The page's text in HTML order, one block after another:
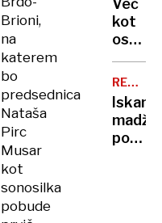
Brioni,
na
katerem
bo
predsednica
Nataša
Pirc
Musar
kot
sonosilka
pobude
nov
JE
Več
kot
let
od
prvih
jasli
AKCIJA
Iskanje